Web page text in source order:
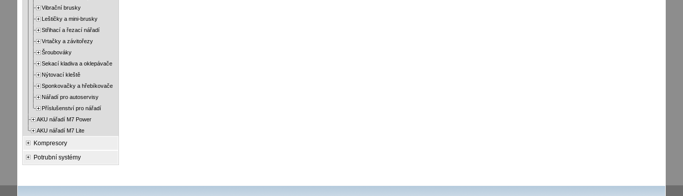
Vibrační brusky
Leštičky a mini-brusky
Střihací a řezací nářadí
Vrtačky a závitořezy
Šroubováky
Sekací kladiva a oklepávače
Nýtovací kleště
Sponkovačky a hřebíkovače
Nářadí pro autoservisy
Příslušenství pro nářadí
AKU nářadí M7 Power
AKU nářadí M7 Lite
Kompresory
Potrubní systémy